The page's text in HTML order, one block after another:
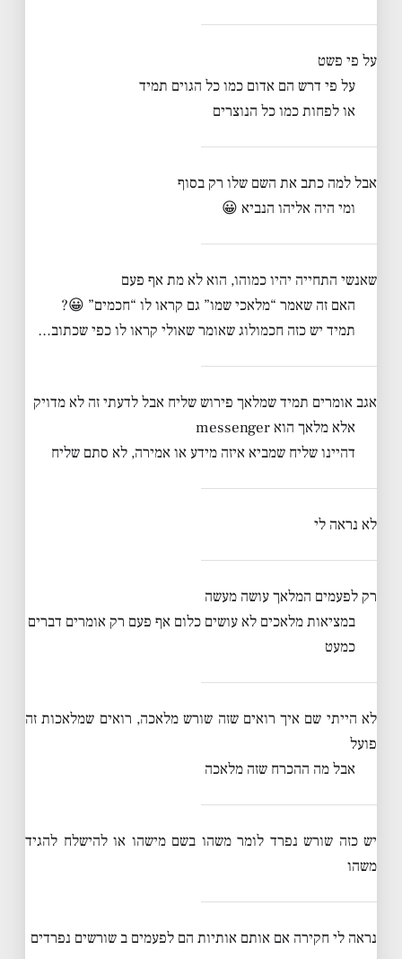
על פי פשט
על פי דרש הם אדום כמו כל הגוים תמיד
או לפחות כמו כל הנוצרים
אבל למה כתב את השם שלו רק בסוף
ומי היה אליהו הנביא 😀
שאנשי התחייה יהיו כמוהו, הוא לא מת אף פעם
האם זה שאמר “מלאכי שמו” גם קראו לו “חכמים” 😀?
תמיד יש כזה חכמולוג שאומר שאולי קראו לו כפי שכתוב…
אגב אומרים תמיד שמלאך פירוש שליח אבל לדעתי זה לא מדויק
אלא מלאך הוא messenger
דהיינו שליח שמביא איזה מידע או אמירה, לא סתם שליח
לא נראה לי
רק לפעמים המלאך עושה מעשה
במציאות מלאכים לא עושים כלום אף פעם רק אומרים דברים
כמעט
לא הייתי שם איך רואים שזה שורש מלאכה, רואים שמלאכות זה
פועל
אבל מה ההכרח שזה מלאכה
יש כזה שורש נפרד לומר משהו בשם מישהו או להישלח להגיד
משהו
נראה לי חקירה אם אותם אותיות הם לפעמים ב שורשים נפרדים